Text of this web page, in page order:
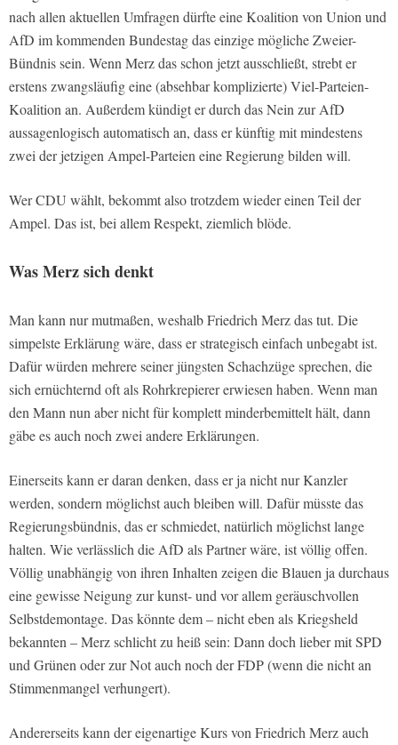
nach allen aktuellen Umfragen dürfte eine Koalition von Union und
AfD im kommenden Bundestag das einzige mögliche Zweier-
Bündnis sein. Wenn Merz das schon jetzt ausschließt, strebt er
erstens zwangsläufig eine (absehbar komplizierte) Viel-Parteien-
Koalition an. Außerdem kündigt er durch das Nein zur AfD
aussagenlogisch automatisch an, dass er künftig mit mindestens
zwei der jetzigen Ampel-Parteien eine Regierung bilden will.
Wer CDU wählt, bekommt also trotzdem wieder einen Teil der
Ampel. Das ist, bei allem Respekt, ziemlich blöde.
Was Merz sich denkt
Man kann nur mutmaßen, weshalb Friedrich Merz das tut. Die
simpelste Erklärung wäre, dass er strategisch einfach unbegabt ist.
Dafür würden mehrere seiner jüngsten Schachzüge sprechen, die
sich ernüchternd oft als Rohrkrepierer erwiesen haben. Wenn man
den Mann nun aber nicht für komplett minderbemittelt hält, dann
gäbe es auch noch zwei andere Erklärungen.
Einerseits kann er daran denken, dass er ja nicht nur Kanzler
werden, sondern möglichst auch bleiben will. Dafür müsste das
Regierungsbündnis, das er schmiedet, natürlich möglichst lange
halten. Wie verlässlich die AfD als Partner wäre, ist völlig offen.
Völlig unabhängig von ihren Inhalten zeigen die Blauen ja durchaus
eine gewisse Neigung zur kunst- und vor allem geräuschvollen
Selbstdemontage. Das könnte dem – nicht eben als Kriegsheld
bekannten – Merz schlicht zu heiß sein: Dann doch lieber mit SPD
und Grünen oder zur Not auch noch der FDP (wenn die nicht an
Stimmenmangel verhungert).
Andererseits kann der eigenartige Kurs von Friedrich Merz auch